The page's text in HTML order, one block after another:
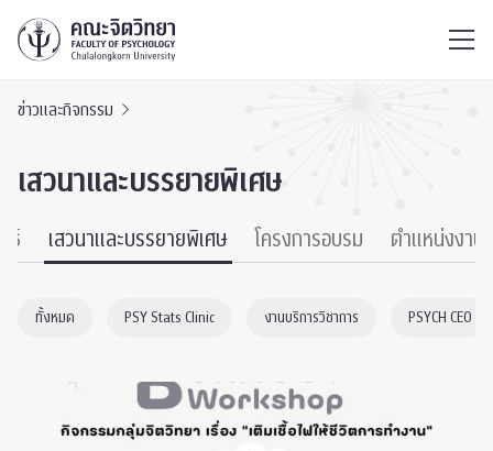
ข่าวและกิจกรรม
เสวนาและบรรยายพิเศษ
ธ์ เสวนาและบรรยายพิเศษ โครงการอบรม ตำแหน่งงาน
ทั้งหมด PSY Stats Clinic งานบริการวิชาการ PSYCH CEO